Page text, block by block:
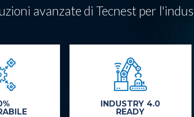
avanzate di Tecnest per
INDUSTRY 4.0
READY